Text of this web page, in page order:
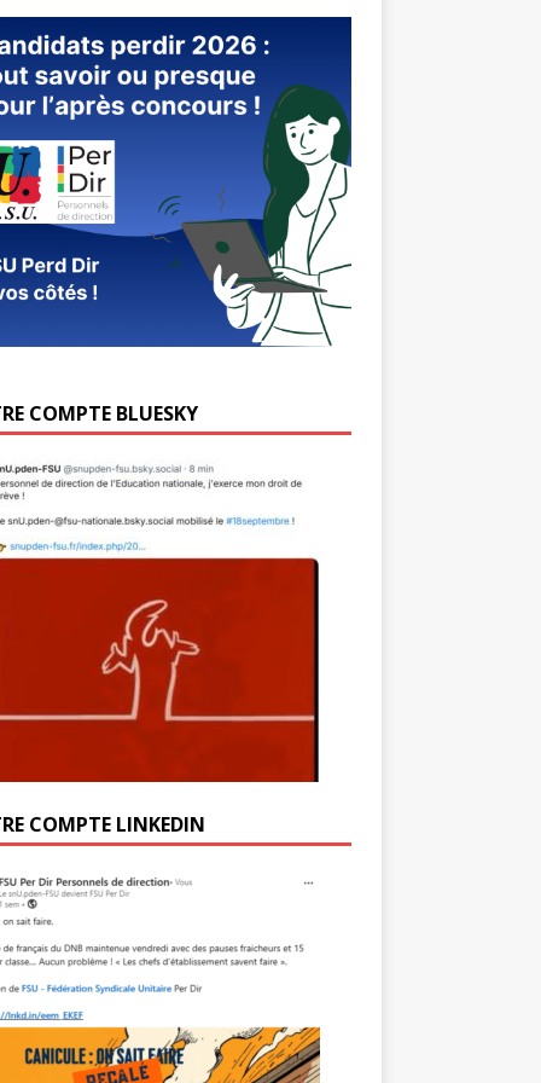
COMPTE BLUESKY
COMPTE LINKEDIN